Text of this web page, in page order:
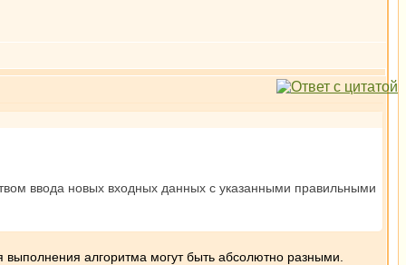
ввода новых входных данных с указанными правильными
алгоритма могут быть абсолютно разными.